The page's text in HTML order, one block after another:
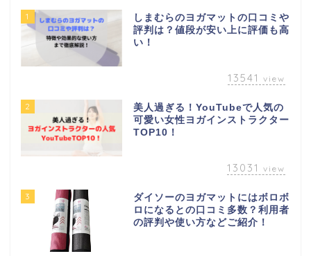
1
しまむらのヨガマットの口コミや
評判は？値段が安い上に評価も高
い！
13541 view
2
美人過ぎる！YouTubeで人気の
可愛い女性ヨガインストラクター
TOP10！
13031 view
3
ダイソーのヨガマットにはボロボ
ロになるとの口コミ多数？利用者
の評判や使い方などご紹介！